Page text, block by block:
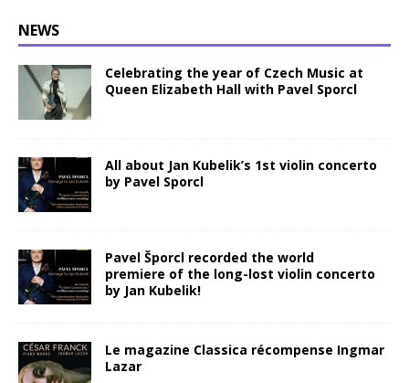
NEWS
Celebrating the year of Czech Music at
Queen Elizabeth Hall with Pavel Sporcl
All about Jan Kubelik’s 1st violin concerto
by Pavel Sporcl
Pavel Šporcl recorded the world
premiere of the long-lost violin concerto
by Jan Kubelik!
Le magazine Classica récompense Ingmar
Lazar